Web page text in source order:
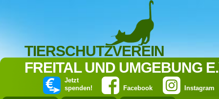
TIERSCHUTZVEREIN
FREITAL UND UMGEBUNG
Instagram
Facebook
Jetzt
spenden!